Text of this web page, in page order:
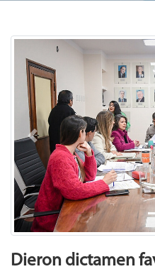
Previous
Dieron dictamen